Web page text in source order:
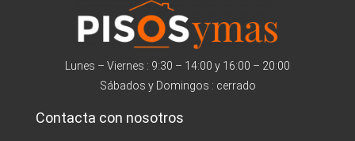
Lunes – Viernes : 9:30 – 14:00 y 16:00 – 20:00
Sábados y Domingos : cerrado
Contacta con nosotros